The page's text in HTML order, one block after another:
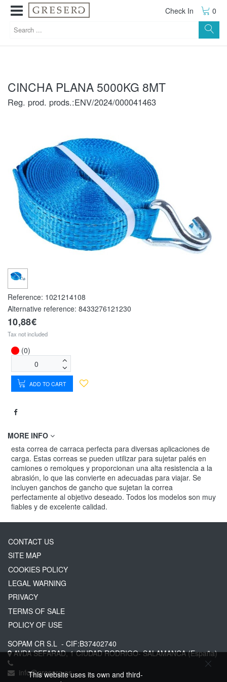
Check In 0
CINCHA PLANA 5000KG 8MT
Reg. prod. prods.:ENV/2024/000041463
Reference: 1021214108
Alternative reference: 8433276121230
10,88€
Tax not included
(0)
ADD TO CART
MORE INFO
esta correa de carraca perfecta para diversas aplicaciones de
carga. Estas correas se pueden utilizar para sujetar palés en
camiones o remolques y proporcionan una alta resistencia a la
abrasión, lo que las convierte en adecuadas para viajar. Se
incluyen ganchos de gancho que sujetan la correa
perfectamente al objetivo deseado. Todos los modelos son muy
fiables y de excelente calidad.
CONTACT US
SITE MAP
COOKIES POLICY
LEGAL WARNING
PRIVACY
TERMS OF SALE
POLICY OF USE
SOPAM CR S.L - CIF:B37402740
AVDA SEFARAD, 1CIUDAD RODRIGO-SALAMANCA(España)
info@greserg.es
This website uses its own and third-